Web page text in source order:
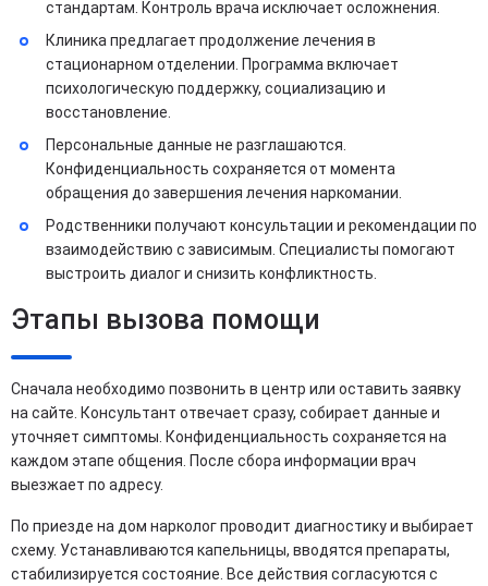
стандартам. Контроль врача исключает осложнения.
Клиника предлагает продолжение лечения в
стационарном отделении. Программа включает
психологическую поддержку, социализацию и
восстановление.
Персональные данные не разглашаются.
Конфиденциальность сохраняется от момента
обращения до завершения лечения наркомании.
Родственники получают консультации и рекомендации по
взаимодействию с зависимым. Специалисты помогают
выстроить диалог и снизить конфликтность.
Этапы вызова помощи
Сначала необходимо позвонить в центр или оставить заявку
на сайте. Консультант отвечает сразу, собирает данные и
уточняет симптомы. Конфиденциальность сохраняется на
каждом этапе общения. После сбора информации врач
выезжает по адресу.
По приезде на дом нарколог проводит диагностику и выбирает
схему. Устанавливаются капельницы, вводятся препараты,
стабилизируется состояние. Все действия согласуются с